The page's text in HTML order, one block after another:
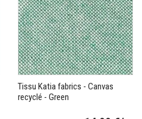
Tissu Katia fabrics - Canvas
recyclé - Green